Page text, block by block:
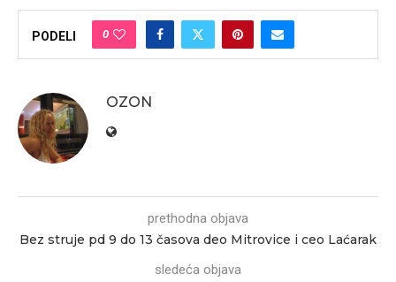
PODELI 0
OZON
prethodna objava
Bez struje pd 9 do 13 časova deo Mitrovice i ceo Laćarak
sledeća objava